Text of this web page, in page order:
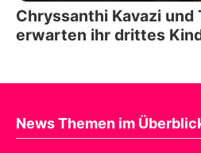
Chryssanthi Kavazi und
erwarten ihr drittes
News Themen im